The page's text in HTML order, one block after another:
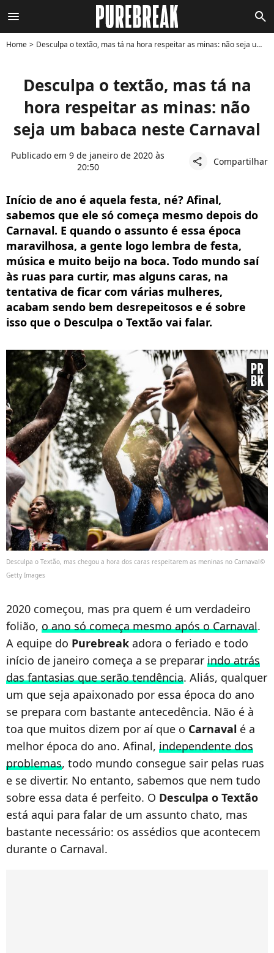
menu search
Home Desculpa o textão, mas tá na hora respeitar as minas: não seja um babaca neste Carnaval
Desculpa o textão, mas tá na
hora respeitar as minas: não
seja um babaca neste Carnaval
Publicado em 9 de janeiro de 2020 às
20:50
share Compartilhar
Início de ano é aquela festa, né? Afinal,
sabemos que ele só começa mesmo depois do
Carnaval. E quando o assunto é essa época
maravilhosa, a gente logo lembra de festa,
música e muito beijo na boca. Todo mundo saí
às ruas para curtir, mas alguns caras, na
tentativa de ficar com várias mulheres,
acabam sendo bem desrepeitosos e é sobre
isso que o Desculpa o Textão vai falar.
Desculpa o Textão, mas chegou a hora dos caras respeitarem as meninas no Carnaval©
Getty Images
2020 começou, mas pra quem é um verdadeiro
folião, o ano só começa mesmo após o Carnaval.
A equipe do Purebreak adora o feriado e todo
início de janeiro começa a se preparar indo atrás
das fantasias que serão tendência. Aliás, qualquer
um que seja apaixonado por essa época do ano
se prepara com bastante antecedência. Não é à
toa que muitos dizem por aí que o Carnaval é a
melhor época do ano. Afinal, independente dos
problemas, todo mundo consegue sair pelas ruas
e se divertir. No entanto, sabemos que nem tudo
sobre essa data é perfeito. O Desculpa o Textão
está aqui para falar de um assunto chato, mas
bastante necessário: os assédios que acontecem
durante o Carnaval.